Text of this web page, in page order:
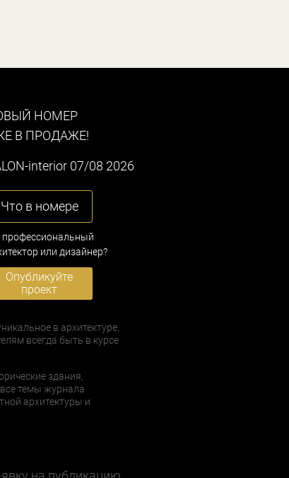
НОМЕР
В ПРОДАЖЕ!
interior 07/08 2026
Что в номере
или дизайнер?
Опубликуйте
проект
в архитектуре,
всегда быть в курсе
здания,
темы журнала
архитектуры и